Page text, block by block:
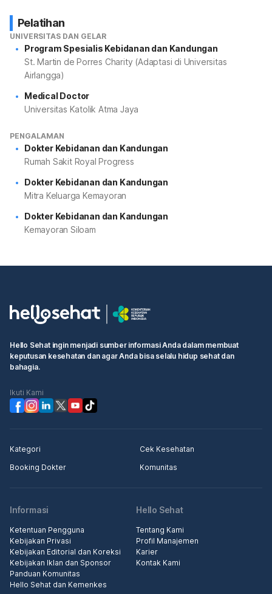
Pelatihan
UNIVERSITAS DAN GELAR
Program Spesialis Kebidanan dan Kandungan
St. Martin de Porres Charity (Adaptasi di Universitas
Airlangga)
Medical Doctor
Universitas Katolik Atma Jaya
PENGALAMAN
Dokter Kebidanan dan Kandungan
Rumah Sakit Royal Progress
Dokter Kebidanan dan Kandungan
Mitra Keluarga Kemayoran
Dokter Kebidanan dan Kandungan
Kemayoran Siloam
Hello Sehat ingin menjadi sumber informasi Anda dalam membuat
keputusan kesehatan dan agar Anda bisa selalu hidup sehat dan
bahagia.
Ikuti Kami
Kategori
Cek Kesehatan
Booking Dokter
Komunitas
Informasi
Ketentuan Pengguna
Kebijakan Privasi
Kebijakan Editorial dan Koreksi
Kebijakan Iklan dan Sponsor
Panduan Komunitas
Hello Sehat dan Kemenkes
Hello Sehat
Tentang Kami
Profil Manajemen
Karier
Kontak Kami